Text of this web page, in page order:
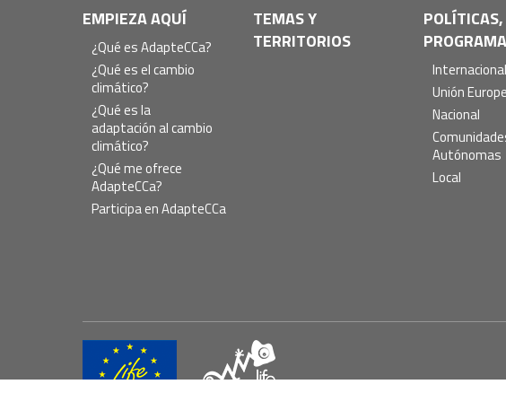
Navegación
principal
EMPIEZA AQUÍ
¿Qué es AdapteCCa?
¿Qué es el cambio
climático?
¿Qué es la
adaptación al cambio
climático?
¿Qué me ofrece
AdapteCCa?
Participa en AdapteCCa
TEMAS Y
TERRITORIOS
Internacional
Unión
Nacional
Autónomas
Local